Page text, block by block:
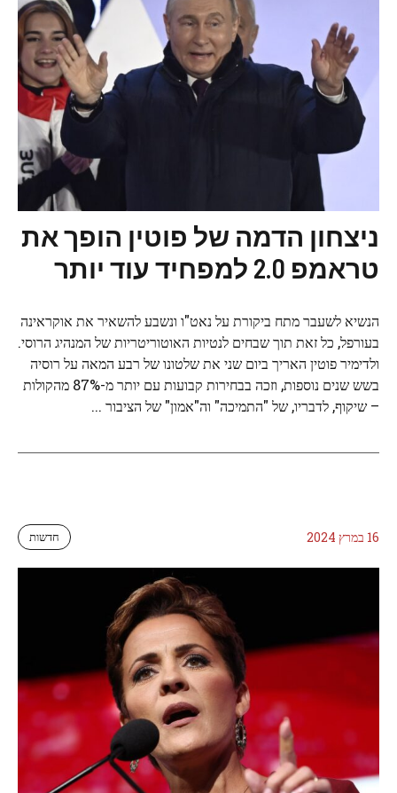
ניצחון הדמה של פוטין הופך את
טראמפ 2.0 למפחיד עוד יותר
הנשיא לשעבר מתח ביקורת על נאט"ו ונשבע להשאיר את אוקראינה
בעורפל, כל זאת תוך שבחים לנטיות האוטוריטריות של המנהיג הרוסי.
ולדימיר פוטין האריך ביום שני את שלטונו של רבע המאה על רוסיה
בשש שנים נוספות, וזכה בבחירות קבועות עם יותר מ-87% מהקולות
– שיקוף, לדבריו, של "התמיכה" וה"אמון" של הציבור ...
16 במרץ 2024 חדשות